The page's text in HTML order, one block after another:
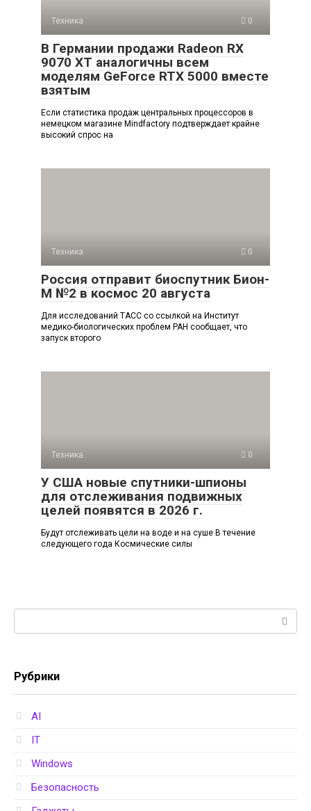
Техника 0
В Германии продажи Radeon RX
9070 XT аналогичны всем
моделям GeForce RTX 5000 вместе
взятым
Если статистика продаж центральных процессоров в
немецком магазине Mindfactory подтверждает крайне
высокий спрос на
Техника 0
Россия отправит биоспутник Бион-
М №2 в космос 20 августа
Для исследований ТАСС со ссылкой на Институт
медико-биологических проблем РАН сообщает, что
запуск второго
Техника 0
У США новые спутники-шпионы
для отслеживания подвижных
целей появятся в 2026 г.
Будут отслеживать цели на воде и на суше В течение
следующего года Космические силы
Рубрики
AI
IT
Windows
Безопасность